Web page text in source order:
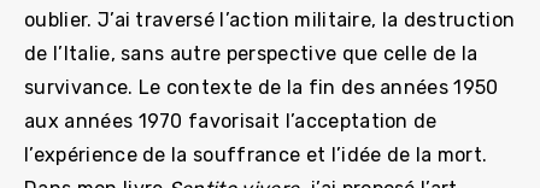
oublier. J’ai traversé l’action militaire, la destruction
de l’Italie, sans autre perspective que celle de la
survivance. Le contexte de la fin des années 1950
aux années 1970 favorisait l’acceptation de
l’expérience de la souffrance et l’idée de la mort.